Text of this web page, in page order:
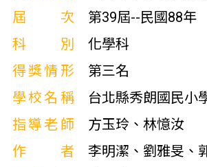
屆次
第39屆--民國88年
科別
化學科
得獎情形
第三名
學校名稱
台北縣秀朗國民小
指導老師
方玉玲、林憶汝
作者
李明潔、劉雅旻、